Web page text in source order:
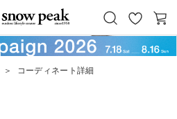
Peak
お
気
カ
ー
＞ コーディネート詳細